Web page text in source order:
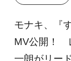
モナキ、『
MV公開！
一朗がリー